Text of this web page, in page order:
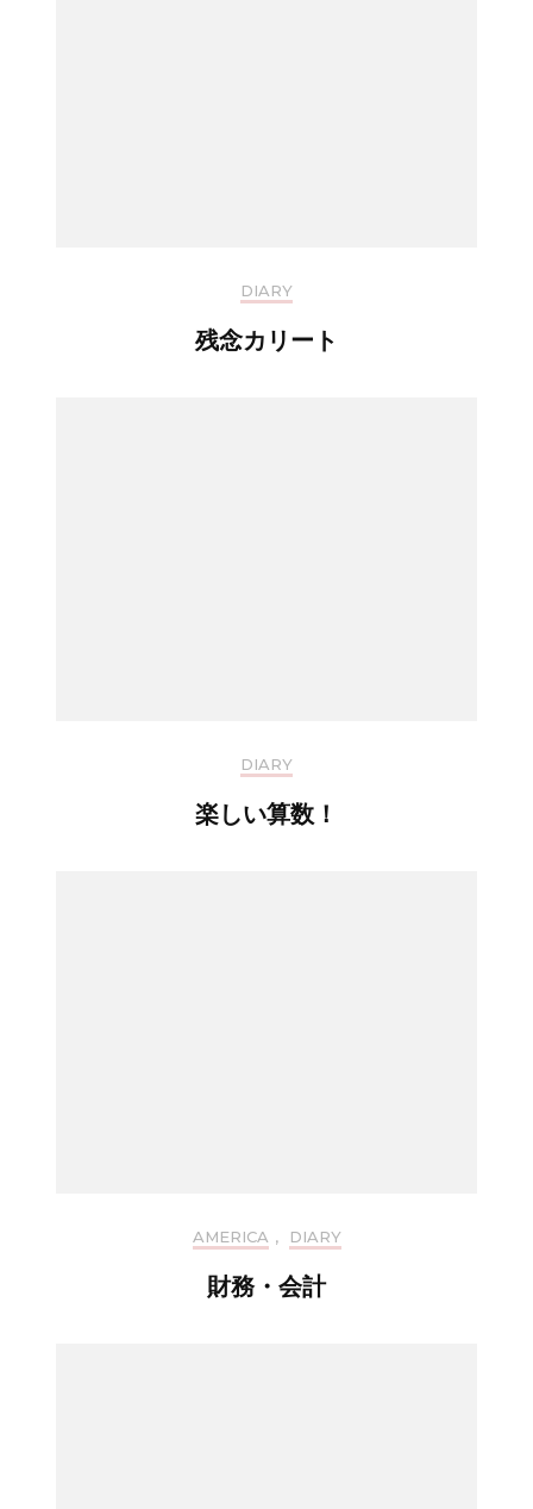
DIARY
残念カリート
DIARY
楽しい算数！
AMERICA , DIARY
財務・会計